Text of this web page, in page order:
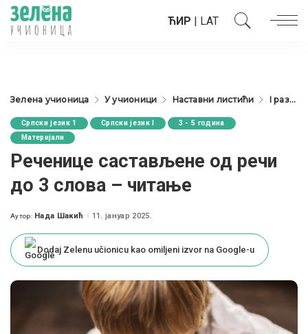
ЋИР | LAT
Зелена учионица У учионици Наставни листићи I разред
Српски језик 1 Српски језик I
3 - 5 година
Материјали
Реченице састављене од речи
до 3 слова – читање
Posted
Аутор: Нада Шакић 11. јануар 2025.
Dodaj Zelenu učionicu kao omiljeni izvor na Google-u